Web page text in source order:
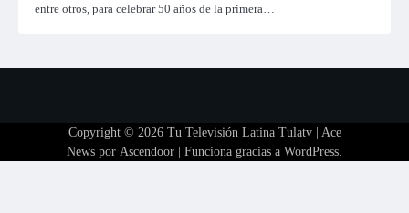
entre otros, para celebrar 50 años de la primera…
Copyright © 2026 Tu Televisión Latina Tulatv| Ace
News por Ascendoor | Funciona gracias a WordPress.